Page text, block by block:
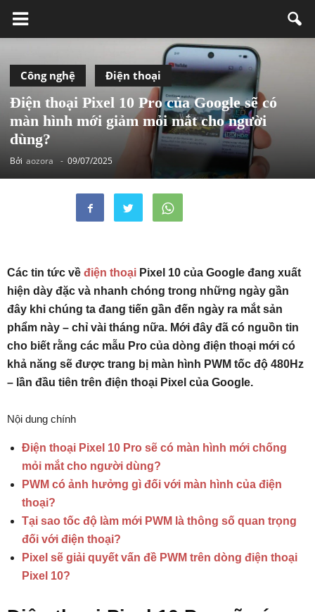
Công nghệ Điện thoại
Điện thoại Pixel 10 Pro của Google sẽ có
màn hình mới giảm mỏi mắt cho người
dùng?
Bởi aozora - 09/07/2025
Các tin tức về điện thoại Pixel 10 của Google đang xuất
hiện dày đặc và nhanh chóng trong những ngày gần
đây khi chúng ta đang tiến gần đến ngày ra mắt sản
phẩm này – chỉ vài tháng nữa. Mới đây đã có nguồn tin
cho biết rằng các mẫu Pro của dòng điện thoại mới có
khả năng sẽ được trang bị màn hình PWM tốc độ 480Hz
– lần đầu tiên trên điện thoại Pixel của Google.
Nội dung chính
Điện thoại Pixel 10 Pro sẽ có màn hình mới chống
mỏi mắt cho người dùng?
PWM có ảnh hưởng gì đối với màn hình của điện
thoại?
Tại sao tốc độ làm mới PWM là thông số quan trọng
đối với điện thoại?
Pixel sẽ giải quyết vấn đề PWM trên dòng điện thoại
Pixel 10?